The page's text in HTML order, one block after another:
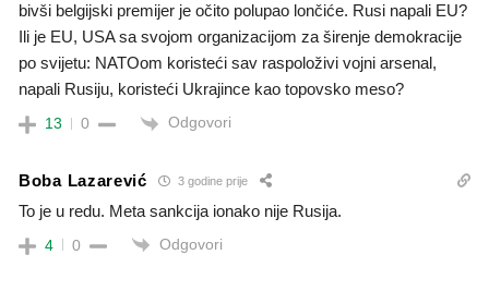
bivši belgijski premijer je očito polupao lončiće. Rusi napali EU?
Ili je EU, USA sa svojom organizacijom za širenje demokracije
po svijetu: NATOom koristeći sav raspoloživi vojni arsenal,
napali Rusiju, koristeći Ukrajince kao topovsko meso?
13 0 Odgovori
Boba Lazarević 3 godine prije
To je u redu. Meta sankcija ionako nije Rusija.
4 0 Odgovori